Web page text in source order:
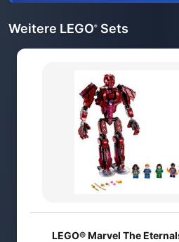
Weitere LEGO® Sets
LEGO® Marvel The